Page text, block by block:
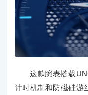
这款腕表搭载
计时机制和防磁硅游